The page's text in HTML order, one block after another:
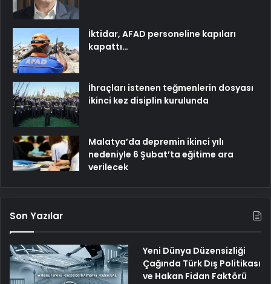
İktidar, AFAD personeline kapıları
kapattı…
İhraçları istenen teğmenlerin dosyası
ikinci kez disiplin kurulunda
Malatya’da depremin ikinci yılı
nedeniyle 6 Şubat’ta eğitime ara
verilecek
Son Yazılar
Yeni Dünya Düzensizliği
Çağında Türk Dış Politikası
ve Hakan Fidan Faktörü